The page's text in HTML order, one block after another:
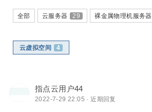
全部 云服务器 29 裸金属物理机服务器
云虚拟空间 4
指点云用户44
2022-7-29 22:05 · 近期回复